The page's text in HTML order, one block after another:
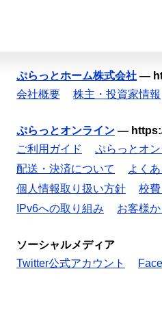
ぷらっとホーム株式会社 —
会社概要
株主・投資家情報
ぷらっとオンライン —
ご利用ガイド
ぷらっとオ
配送・決済について
よく
個人情報取り扱い方針
校
IPv6への取り組み
お客様
ソーシャルメディア
Twitter公式アカウント